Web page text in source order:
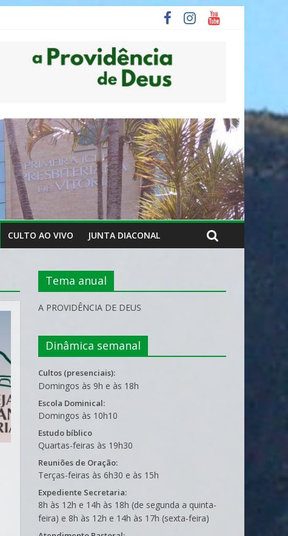
CULTO AO VIVO JUNTA DIACONAL
Tema anual
A PROVIDÊNCIA DE DEUS
Dinâmica semanal
Cultos (presenciais):
Domingos às 9h e às 18h
Escola Dominical:
Domingos às 10h10
Estudo bíblico
Quartas-feiras às 19h30
Reuniões de Oração:
Terças-feiras às 6h30 e às 15h
Expediente Secretaria:
8h às 12h e 14h às 18h (de segunda a quinta-
feira) e 8h às 12h e 14h às 17h (sexta-feira)